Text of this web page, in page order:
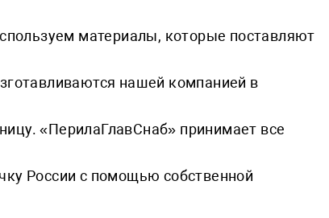
материалы, которые поставляют
нашей компанией в
«ПерилаГлавСнаб» принимает все
России с помощью собственной